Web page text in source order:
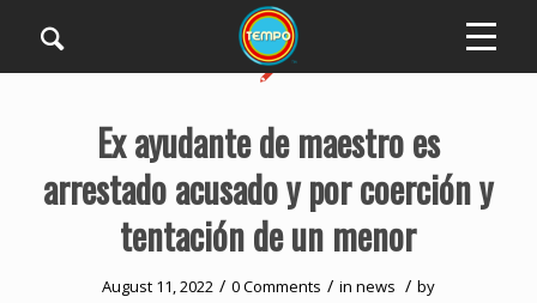
Ex ayudante de maestro es
arrestado acusado y por coerción y
tentación de un menor
August 11, 2022 / 0 Comments / in news / by